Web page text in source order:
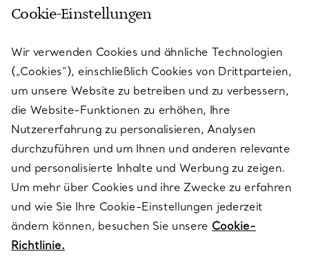
KUNDENSERVICE
SERVICES
ÜBER TIFFANY & CO.
RECHTLICHE HINWEISE
FOLGEN SIE UNS
Cookie-Einstellungen
Wir verwenden Cookies und ähnliche Technologien
(„Cookies“), einschließlich Cookies von Drittparteien,
um unsere Website zu betreiben und zu verbessern,
die Website-Funktionen zu erhöhen, Ihre
Nutzererfahrung zu personalisieren, Analysen
durchzuführen und um Ihnen und anderen relevante
und personalisierte Inhalte und Werbung zu zeigen.
Um mehr über Cookies und ihre Zwecke zu erfahren
und wie Sie Ihre Cookie-Einstellungen jederzeit
ändern können, besuchen Sie unsere Cookie-
Richtlinie.